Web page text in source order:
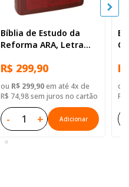
Bíblia de Estudo da
Reforma ARA, Letra
com índice, Capa Couro
Sintético Vinho
R$ 299,90
ou R$ 299,90em até 4x de
R$ 74,98 sem juros no cartão
- + Adicionar
ou
R$